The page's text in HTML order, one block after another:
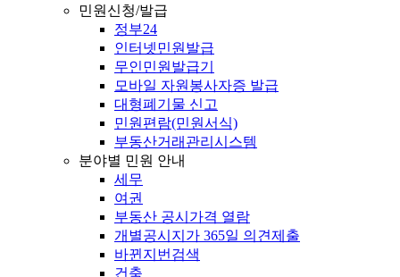
민원신청/발급
정부24
인터넷민원발급
무인민원발급기
모바일 자원봉사자증 발급
대형폐기물 신고
민원편람(민원서식)
부동산거래관리시스템
분야별 민원 안내
세무
여권
부동산 공시가격 열람
개별공시지가 365일 의견제출
바뀐지번검색
건축